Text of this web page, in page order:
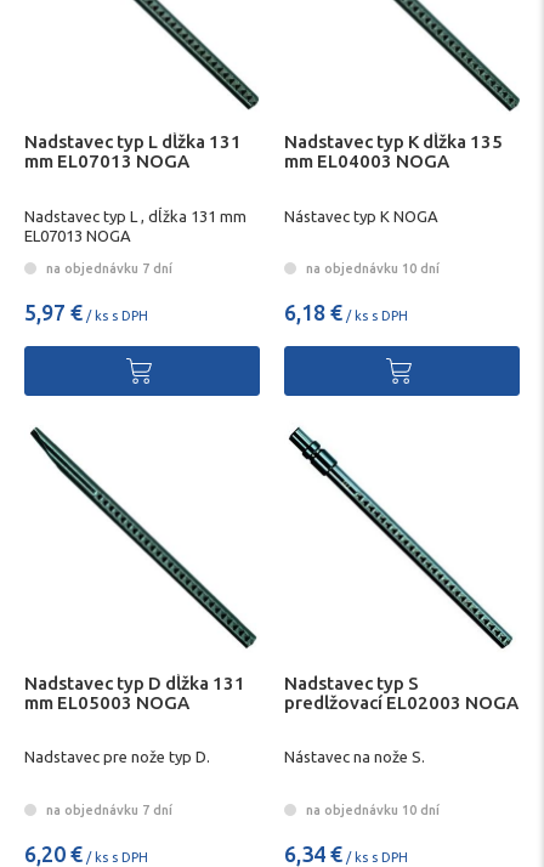
Nadstavec typ L dĺžka 131
mm EL07013 NOGA
Nadstavec typ L , dĺžka 131 mm
EL07013 NOGA
na objednávku 7 dní
5,97 € / ks s DPH
Nadstavec typ K dĺžka 135
mm EL04003 NOGA
Nástavec typ K NOGA
na objednávku 10 dní
6,18 € / ks s DPH
Nadstavec typ D dĺžka 131
mm EL05003 NOGA
Nadstavec pre nože typ D.
na objednávku 7 dní
6,20 € / ks s DPH
Nadstavec typ S
predlžovací EL02003 NOGA
Nástavec na nože S.
na objednávku 10 dní
6,34 € / ks s DPH